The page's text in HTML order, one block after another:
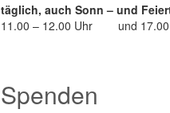
täglich, auch Sonn – und
11.00 – 12.00 Uhr
und
Spenden